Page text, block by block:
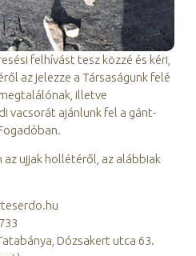
felhívást tesz közzé és kéri,
az jelezze a Társaságunk felé
illetve
vacsorát ajánlunk fel a gánt-
az ujjak hollétéről, az alábbiak
Dózsakert utca 63.